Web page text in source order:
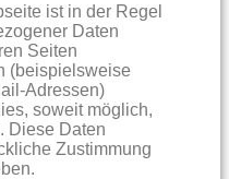
ist in der Regel
Daten
Seiten
(beispielsweise
Adressen)
soweit möglich,
Diese Daten
Zustimmung